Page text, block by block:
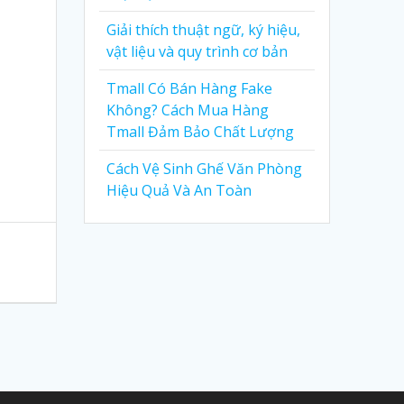
Giải thích thuật ngữ, ký hiệu,
vật liệu và quy trình cơ bản
Tmall Có Bán Hàng Fake
Không? Cách Mua Hàng
Tmall Đảm Bảo Chất Lượng
Cách Vệ Sinh Ghế Văn Phòng
Hiệu Quả Và An Toàn